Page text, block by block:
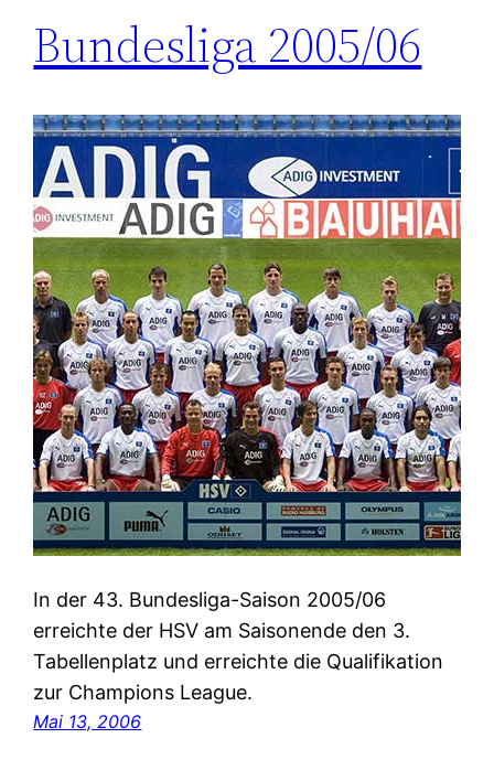
Bundesliga 2005/06
In der 43. Bundesliga-Saison 2005/06
erreichte der HSV am Saisonende den 3.
Tabellenplatz und erreichte die Qualifikation
zur Champions League.
Mai 13, 2006